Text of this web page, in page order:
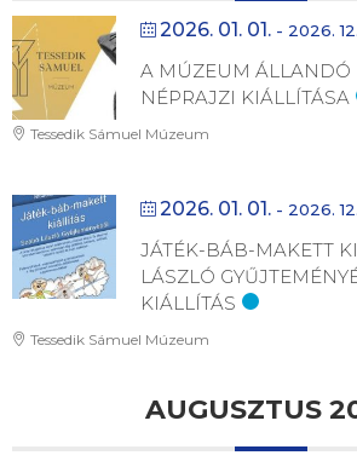
2026. 01. 01. - 2026.
A MÚZEUM ÁLLANDÓ
NÉPRAJZI KIÁLLÍTÁSA
Tessedik Sámuel Múzeum
2026. 01. 01. - 2026.
JÁTÉK-BÁB-MAKETT
LÁSZLÓ
KIÁLLÍTÁS
Tessedik Sámuel Múzeum
AUGUSZTUS